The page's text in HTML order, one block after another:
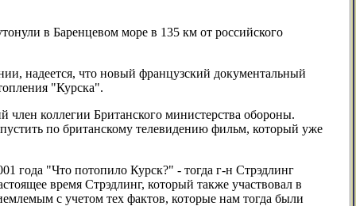
в Баренцевом море в 135 км от российского
надеется, что новый французский документальный
"Курска".
коллегии Британского министерства обороны.
по британскому телевидению фильм, который уже
года "Что потопило Курск?" - тогда г-н Стрэдлинг
время Стрэдлинг, который также участвовал в
с учетом тех фактов, которые нам тогда были